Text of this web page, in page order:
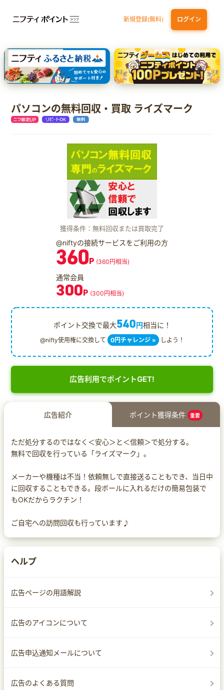
新規登録(無料) ログイン
dカード GOLD 三井住友カード ゴールド（NL）（家族カード発行）
【実質初月無料】DMM | Disney+(ディズニープラス) セットプラン
SBI証券 確定拠出年金（iDeCo）
パソコンの無料回収・買取 ライズマーク
獲得条件：無料回収または買取完了
@niftyの接続サービスをご利用の方
360P (360円相当)
通常会員
300P (300円相当)
ポイント交換で最大540円相当に！
@nifty使用権に交換して 0円チャレンジ » しよう！
広告利用でポイントGET!
広告紹介 ポイント獲得条件 重要
ただ処分するのではなく＜安心＞と＜信頼＞で処分する。
無料で回収を行っている「ライズマーク」。
メーカーや機種は不当！依頼無しで直接送ることもでき、当日中
に回収することもできる。段ボールに入れるだけの簡易包装で
もOKだからラクチン！
ご自宅への訪問回収も行っています♪
ヘルプ
広告ページの用語解説
広告のアイコンについて
広告申込通知メールについて
広告のよくある質問